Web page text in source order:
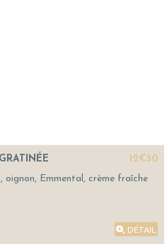
12€50
oignon, Emmental, crème fraîche
DÉTAIL